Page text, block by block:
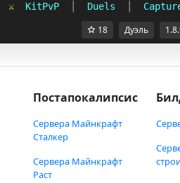
⚔ KitPvP Duels
18 Дуэль
Постапокалипсис
Сервера Майнкрафт
Сталкер
Сервера Майнкрафт
Раст